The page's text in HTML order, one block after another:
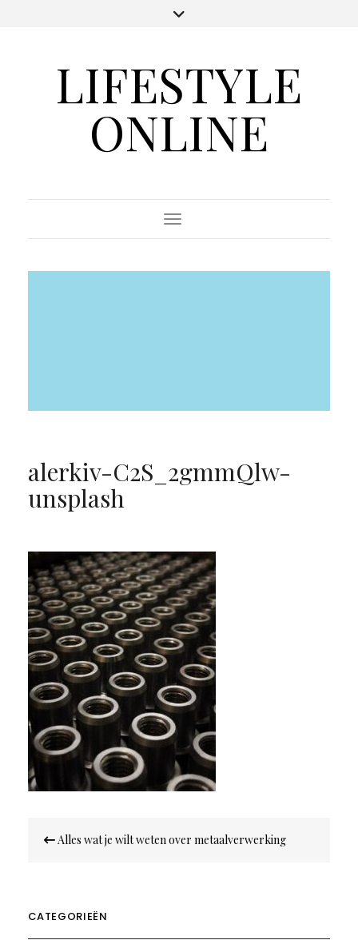
LIFESTYLE
ONLINE
Toggle Navigation
alerkiv-C2S_2gmmQlw-
unsplash
navigatie
Alles wat je wilt weten over metaalverwerking
CATEGORIEËN